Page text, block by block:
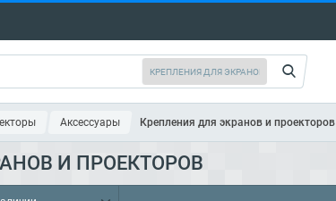
Аксессуары Крепления для экранов и проекторов
И ПРОЕКТОРОВ